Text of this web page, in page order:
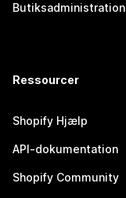
Butiksadministration
Ressourcer
Shopify Hjælp
API-dokumentation
Shopify Community